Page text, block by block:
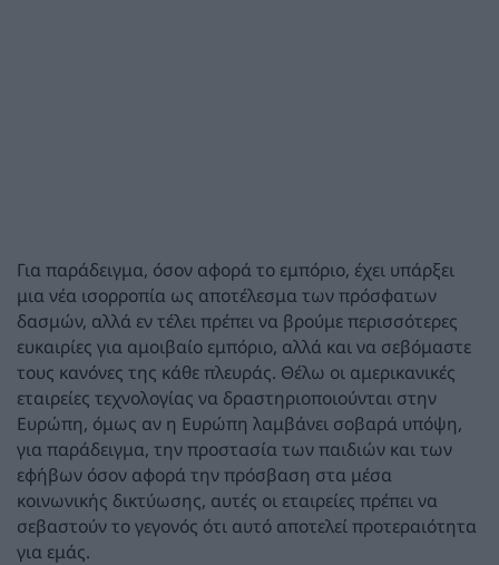
Για παράδειγμα, όσον αφορά το εμπόριο, έχει υπάρξει
μια νέα ισορροπία ως αποτέλεσμα των πρόσφατων
δασμών, αλλά εν τέλει πρέπει να βρούμε περισσότερες
ευκαιρίες για αμοιβαίο εμπόριο, αλλά και να σεβόμαστε
τους κανόνες της κάθε πλευράς. Θέλω οι αμερικανικές
εταιρείες τεχνολογίας να δραστηριοποιούνται στην
Ευρώπη, όμως αν η Ευρώπη λαμβάνει σοβαρά υπόψη,
για παράδειγμα, την προστασία των παιδιών και των
εφήβων όσον αφορά την πρόσβαση στα μέσα
κοινωνικής δικτύωσης, αυτές οι εταιρείες πρέπει να
σεβαστούν το γεγονός ότι αυτό αποτελεί προτεραιότητα
για εμάς.